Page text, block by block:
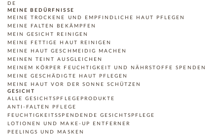
DE
MEINE BEDÜRFNISSE
MEINE TROCKENE UND EMPFINDLICHE HAUT PFLEGEN
MEINE FALTEN BEKÄMPFEN
MEIN GESICHT REINIGEN
MEINE FETTIGE HAUT REINIGEN
MEINE HAUT GESCHMEIDIG MACHEN
MEINEN TEINT AUSGLEICHEN
MEINEM KÖRPER FEUCHTIGKEIT UND NÄHRSTOFFE SPENDEN
MEINE GESCHÄDIGTE HAUT PFLEGEN
MEINE HAUT VOR DER SONNE SCHÜTZEN
GESICHT
ALLE GESICHTSPFLEGEPRODUKTE
ANTI-FALTEN PFLEGE
FEUCHTIGKEITSSPENDENDE GESICHTSPFLEGE
LOTIONEN UND MAKE-UP ENTFERNER
PEELINGS UND MASKEN